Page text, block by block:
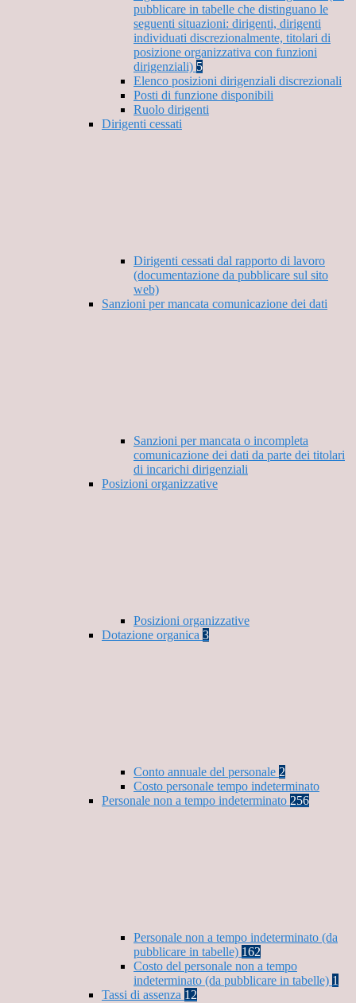
pubblicare in tabelle che distinguano le
seguenti situazioni: dirigenti, dirigenti
individuati discrezionalmente, titolari di
posizione organizzativa con funzioni
dirigenziali) 5
Elenco posizioni dirigenziali discrezionali
Posti di funzione disponibili
Ruolo dirigenti
Dirigenti cessati
Dirigenti cessati dal rapporto di lavoro
(documentazione da pubblicare sul sito
web)
Sanzioni per mancata comunicazione dei dati
Sanzioni per mancata o incompleta
comunicazione dei dati da parte dei titolari
di incarichi dirigenziali
Posizioni organizzative
Posizioni organizzative
Dotazione organica 3
Conto annuale del personale 2
Costo personale tempo indeterminato
Personale non a tempo indeterminato 256
Personale non a tempo indeterminato (da
pubblicare in tabelle) 162
Costo del personale non a tempo
indeterminato (da pubblicare in tabelle) 1
Tassi di assenza 12